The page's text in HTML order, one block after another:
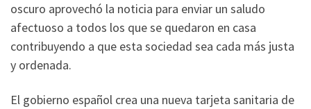
oscuro aprovechó la noticia para enviar un saludo
afectuoso a todos los que se quedaron en casa
contribuyendo a que esta sociedad sea cada más justa
y ordenada.
El gobierno español crea una nueva tarjeta sanitaria de